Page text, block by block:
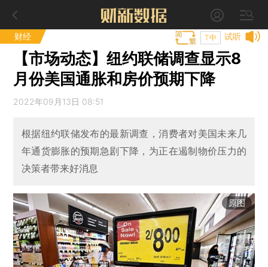
财经 试听
T中
【市场动态】纽约联储调查显示8
月份美国通胀和房价预期下降
2022年09月13日 08:51
根据纽约联储发布的最新调查，消费者对美国未来几
年通货膨胀的预期急剧下降，为正在遏制物价压力的
决策者带来好消息
原图